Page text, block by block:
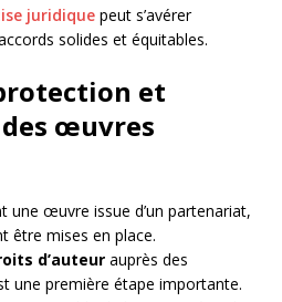
juridique peut s’avérer
solides et équitables.
et
œuvres
une œuvre issue d’un partenariat,
être mises en place.
d’auteur auprès des
une première étape importante.